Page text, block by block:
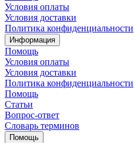
Условия оплаты
Условия доставки
Политика конфиденциальности
Информация
Помощь
Условия оплаты
Условия доставки
Политика конфиденциальности
Помощь
Статьи
Вопрос-ответ
Словарь терминов
Помощь